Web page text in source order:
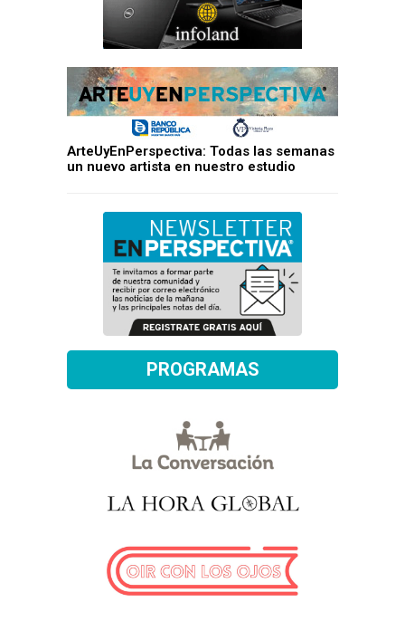
ArteUyEnPerspectiva: Todas las semanas
un nuevo artista en nuestro estudio
PROGRAMAS